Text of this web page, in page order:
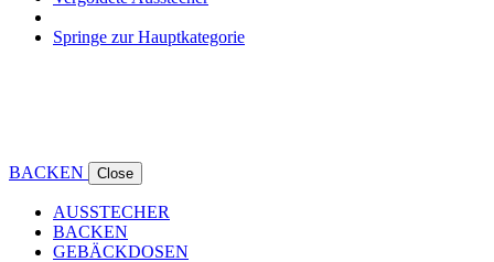
Springe zur Hauptkategorie
BACKEN Close
AUSSTECHER
BACKEN
GEBÄCKDOSEN